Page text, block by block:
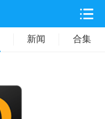
新闻 合集
旅游出行
时尚购物